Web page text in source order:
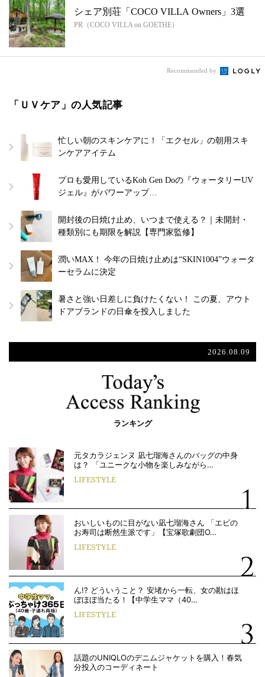
シェア別荘「COCO VILLA Owners」3選
PR（COCO VILLA on GOETHE）
Recommended by
「ＵＶケア」の人気記事
忙しい朝のスキンケアに！「エクセル」の朝用スキ
ンケアアイテム
プロも愛用しているKoh Gen Doの『ウォータリーUV
ジェル』がパワーアップ…
開封後の日焼け止め、いつまで使える？｜未開封・
種類別にも期限を解説【専門家監修】
潤いMAX！ 今年の日焼け止めは“SKIN1004”ウォータ
ーセラムに決定
暑さと強い日差しに負けたくない！ この夏、アウト
ドアブランドの日傘を投入しました
2026.08.09
ランキング
元タカラジェンヌ 凪七瑠海さんのバッグの中身
は？ 「ユニークな小物を楽しみながら…
LIFESTYLE
おいしいものに目がない凪七瑠海さん 「エビの
お寿司は断然生派です」【宝塚歌劇団O…
LIFESTYLE
ん!? どういうこと？ 安堵から一転、女の勘はほ
ぼほぼ当たる！【中学生ママ（40…
LIFESTYLE
話題のUNIQLOのデニムジャケットを購入！春気
分投入のコーディネート